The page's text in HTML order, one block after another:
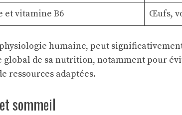
et vitamine B6 Œufs,
humaine, peut
de sa nutrition, notamment pour
ressources adaptées.
sommeil